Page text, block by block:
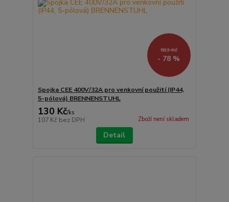
583 Kč
- 78 %
Spojka CEE 400V/32A pro venkovní použití (IP44,
5-pólová) BRENNENSTUHL
130 Kč/ks
107 Kč bez DPH Zboží není skladem
Detail